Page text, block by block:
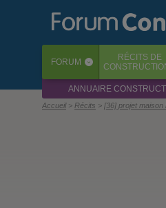
FORUM ‹ RÉCITS DE
ANNUAIRE
Accueil Récits [36] projet maison